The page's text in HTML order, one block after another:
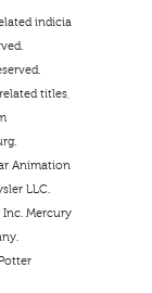
indicia
titles,
Animation
LLC.
Inc. Mercury